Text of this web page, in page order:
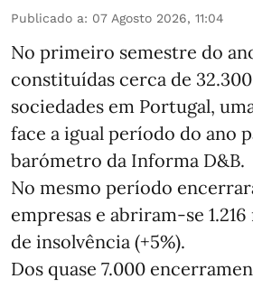
Publicado a: 07 Agosto 2026, 11:04
No primeiro semestre do
constituídas cerca de
sociedades em Portugal,
face a igual período do ano
barómetro da Informa D&B.
No mesmo período
empresas e abriram‑se
de insolvência (+5%).
Dos quase 7.000